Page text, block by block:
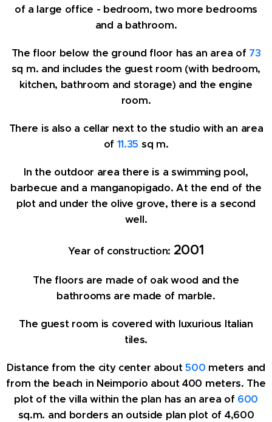
of a large office - bedroom, two more bedrooms
and a bathroom.
The floor below the ground floor has an area of 73
sq m. and includes the guest room (with bedroom,
kitchen, bathroom and storage) and the engine
room.
There is also a cellar next to the studio with an area
of 11.35 sq m.
In the outdoor area there is a swimming pool,
barbecue and a manganopigado. At the end of the
plot and under the olive grove, there is a second
well.
Year of construction: 2001
The floors are made of oak wood and the
bathrooms are made of marble.
The guest room is covered with luxurious Italian
tiles.
Distance from the city center about500 meters and
from the beach in Neimporio about 400 meters. The
plot of the villa within the plan has an area of 600
sq.m. and borders an outside plan plot of 4,600